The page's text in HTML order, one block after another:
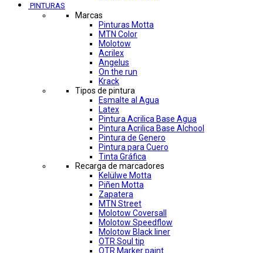
PINTURAS
Marcas
Pinturas Motta
MTN Color
Molotow
Acrilex
Angelus
On the run
Krack
Tipos de pintura
Esmalte al Agua
Latex
Pintura Acrilica Base Agua
Pintura Acrilica Base Alchool
Pintura de Genero
Pintura para Cuero
Tinta Gráfica
Recarga de marcadores
Kelülwe Motta
Piñen Motta
Zapatera
MTN Street
Molotow Coversall
Molotow Speedflow
Molotow Black liner
OTR Soul tip
OTR Marker paint